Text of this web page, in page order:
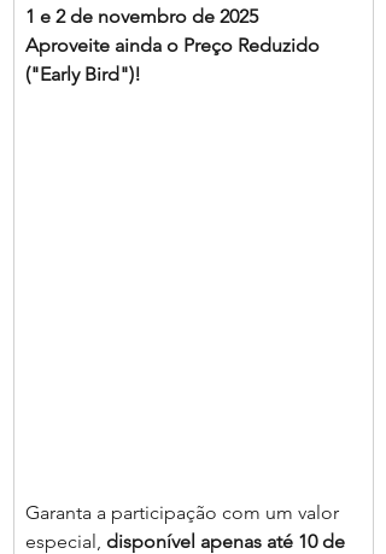
1 e 2 de novembro de 2025
Aproveite ainda o Preço Reduzido
("Early Bird")!
Garanta a participação com um valor
especial, disponível apenas até 10 de